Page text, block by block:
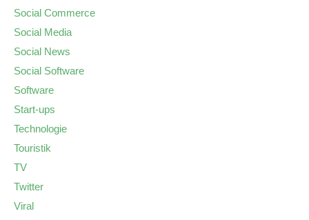
Social Commerce
Social Media
Social News
Social Software
Software
Start-ups
Technologie
Touristik
TV
Twitter
Viral